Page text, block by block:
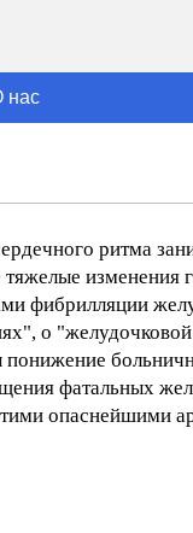
нас
ритма
изменения
фибрилляции
о
фатальных
опаснейшими